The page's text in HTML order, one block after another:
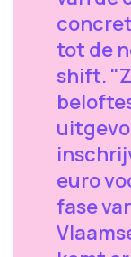
tot de
shift.
euro
fase